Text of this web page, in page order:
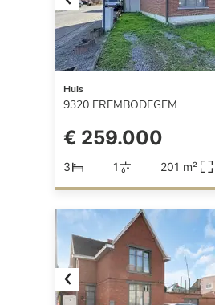
Previous
Huis
9320 EREMBODEGEM
€ 259.000
3 1 201 m²
Previous